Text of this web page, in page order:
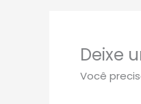
Deixe
Você